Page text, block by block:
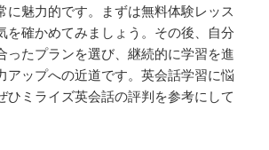
に魅力的です。まずは無料体験レッス
を確かめてみましょう。その後、自分
ったプランを選び、継続的に学習を進
アップへの近道です。英会話学習に悩
ひミライズ英会話の評判を参考にして